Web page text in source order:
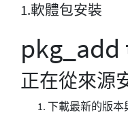
1.軟體包安裝
正在從來源
下載最新的版本